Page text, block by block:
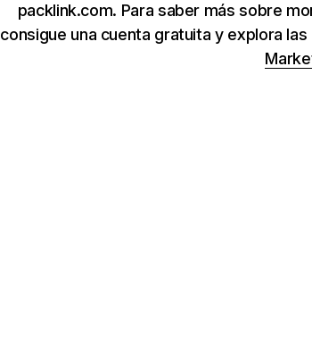
packlink.com. Para saber más sobre
consigue una cuenta gratuita y explora